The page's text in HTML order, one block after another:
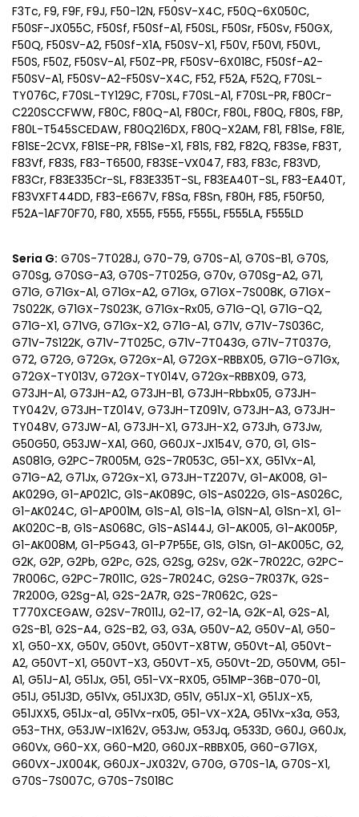
F3Tc, F9, F9F, F9J, F50-12N, F50SV-X4C, F50Q-6X050C,
F50SF-JX055C, F50Sf, F50Sf-A1, F50SL, F50Sr, F50Sv, F50GX,
F50Q, F50SV-A2, F50Sf-X1A, F50SV-X1, F50V, F50VI, F50VL,
F50S, F50Z, F50SV-A1, F50Z-PR, F50SV-6X018C, F50Sf-A2-
F50SV-A1, F50SV-A2-F50SV-X4C, F52, F52A, F52Q, F70SL-
TY076C, F70SL-TY129C, F70SL, F70SL-A1, F70SL-PR, F80Cr-
C220SCCFWW, F80C, F80Q-A1, F80Cr, F80L, F80Q, F80S, F8P,
F80L-T545SCEDAW, F80Q216DX, F80Q-X2AM, F81, F81Se, F81E,
F81SE-2CVX, F81SE-PR, F81Se-X1, F81S, F82, F82Q, F83Se, F83T,
F83Vf, F83S, F83-T6500, F83SE-VX047, F83, F83c, F83VD,
F83Cr, F83E335Cr-SL, F83E335T-SL, F83EA40T-SL, F83-EA40T,
F83VXFT44DD, F83-E667V, F8Sa, F8Sn, F80H, F85, F50F50,
F52A-1AF70F70, F80, X555, F555, F555L, F555LA, F555LD
Seria G: G70S-7T028J, G70-79, G70S-A1, G70S-B1, G70S,
G70Sg, G70SG-A3, G70S-7T025G, G70v, G70Sg-A2, G71,
G71G, G71Gx-A1, G71Gx-A2, G71Gx, G71GX-7S008K, G71GX-
7S022K, G71GX-7S023K, G71Gx-Rx05, G71G-Q1, G71G-Q2,
G71G-X1, G71VG, G71Gx-X2, G71G-A1, G71V, G71V-7S036C,
G71V-7S122K, G71V-7T025C, G71V-7T043G, G71V-7T037G,
G72, G72G, G72Gx, G72Gx-A1, G72GX-RBBX05, G71G-G71Gx,
G72GX-TY013V, G72GX-TY014V, G72Gx-RBBX09, G73,
G73JH-A1, G73JH-A2, G73JH-B1, G73JH-Rbbx05, G73JH-
TY042V, G73JH-TZ014V, G73JH-TZ091V, G73JH-A3, G73JH-
TY048V, G73JW-A1, G73JH-X1, G73JH-X2, G73Jh, G73Jw,
G50G50, G53JW-XA1, G60, G60JX-JX154V, G70, G1, G1S-
AS081G, G2PC-7R005M, G2S-7R053C, G51-XX, G51Vx-A1,
G71G-A2, G71Jx, G72Gx-X1, G73JH-TZ207V, G1-AK008, G1-
AK029G, G1-AP021C, G1S-AK089C, G1S-AS022G, G1S-AS026C,
G1-AK024C, G1-AP001M, G1S-A1, G1S-1A, G1SN-A1, G1Sn-X1, G1-
AK020C-B, G1S-AS068C, G1S-AS144J, G1-AK005, G1-AK005P,
G1-AK008M, G1-P5G43, G1-P7P55E, G1S, G1Sn, G1-AK005C, G2,
G2K, G2P, G2Pb, G2Pc, G2S, G2Sg, G2Sv, G2K-7R022C, G2PC-
7R006C, G2PC-7R011C, G2S-7R024C, G2SG-7R037K, G2S-
7R200G, G2Sg-A1, G2S-2A7R, G2S-7R062C, G2S-
T770XCEGAW, G2SV-7R011J, G2-17, G2-1A, G2K-A1, G2S-A1,
G2S-B1, G2S-A4, G2S-B2, G3, G3A, G50V-A2, G50V-A1, G50-
X1, G50-XX, G50V, G50Vt, G50VT-X8TW, G50Vt-A1, G50Vt-
A2, G50VT-X1, G50VT-X3, G50VT-X5, G50Vt-2D, G50VM, G51-
A1, G51J-A1, G51Jx, G51, G51-VX-RX05, G51MP-36B-070-01,
G51J, G51J3D, G51Vx, G51JX3D, G51V, G51JX-X1, G51JX-X5,
G51JXX5, G51Jx-a1, G51Vx-rx05, G51-VX-X2A, G51Vx-x3a, G53,
G53-THX, G53JW-IX162V, G53Jw, G53Jq, G533D, G60J, G60Jx,
G60Vx, G60-XX, G60-M20, G60JX-RBBX05, G60-G71GX,
G60VX-JX004K, G60JX-JX032V, G70G, G70S-1A, G70S-X1,
G70S-7S007C, G70S-7S018C